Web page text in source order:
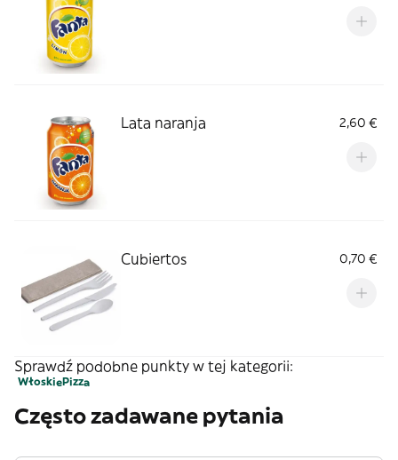
Lata naranja 2,60 €
Cubiertos 0,70 €
Sprawdź podobne punkty w tej kategorii:
WłoskiePizza
Często zadawane pytania